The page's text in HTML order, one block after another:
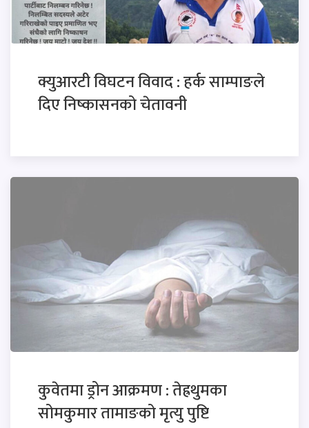
क्युआरटी विघटन विवाद : हर्क साम्पाङले
दिए निष्कासनको चेतावनी
कुवेतमा ड्रोन आक्रमण : तेह्रथुमका
सोमकुमार तामाङको मृत्यु पुष्टि